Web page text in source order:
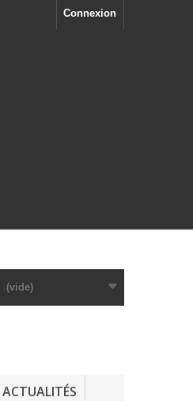
Connexion
(vide)
ACTUALITÉS